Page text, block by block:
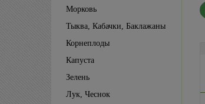
Морковь
Тыква, Кабачки, Баклажаны
Корнеплоды
Капуста
Зелень
Лук, Чеснок